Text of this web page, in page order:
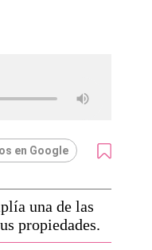
en Google
una de las
propiedades.